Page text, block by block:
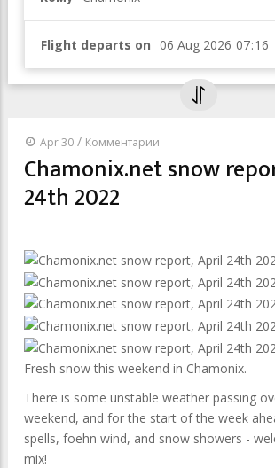
Flight departs on
Apr 30 / Комментарии
Chamonix.net snow
24th 2022
Fresh snow this weekend in Chamonix.
There is some unstable weather passing
weekend, and for the start of the week
spells, foehn wind, and snow showers -
mix!